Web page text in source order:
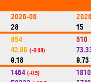
2026-06
28 15
854 510
42.86 (-0.08)
9.18 9.73
1464 (-0.5) 1810